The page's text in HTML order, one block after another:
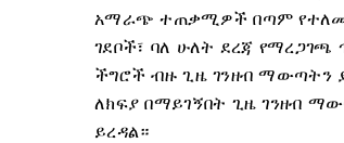
አማራጭ ተጠቃሚዎች በጣም
ገደቦች፣ ባለ ሁለት ደረጃ
ችግሮች ብዙ ጊዜ ገንዘብ ማውጣትን
ለክፍያ በማይገኝበት ጊዜ ገንዘብ
ይረዳል።